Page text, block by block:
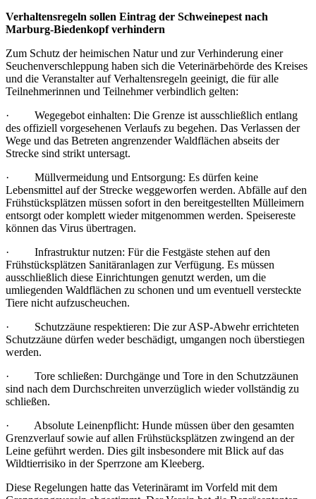
Verhaltensregeln sollen Eintrag der Schweinepest nach
Marburg-Biedenkopf verhindern
Zum Schutz der heimischen Natur und zur Verhinderung einer
Seuchenverschleppung haben sich die Veterinärbehörde des Kreises
und die Veranstalter auf Verhaltensregeln geeinigt, die für alle
Teilnehmerinnen und Teilnehmer verbindlich gelten:
· Wegegebot einhalten: Die Grenze ist ausschließlich entlang
des offiziell vorgesehenen Verlaufs zu begehen. Das Verlassen der
Wege und das Betreten angrenzender Waldflächen abseits der
Strecke sind strikt untersagt.
· Müllvermeidung und Entsorgung: Es dürfen keine
Lebensmittel auf der Strecke weggeworfen werden. Abfälle auf den
Frühstücksplätzen müssen sofort in den bereitgestellten Mülleimern
entsorgt oder komplett wieder mitgenommen werden. Speisereste
können das Virus übertragen.
· Infrastruktur nutzen: Für die Festgäste stehen auf den
Frühstücksplätzen Sanitäranlagen zur Verfügung. Es müssen
ausschließlich diese Einrichtungen genutzt werden, um die
umliegenden Waldflächen zu schonen und um eventuell versteckte
Tiere nicht aufzuscheuchen.
· Schutzzäune respektieren: Die zur ASP-Abwehr errichteten
Schutzzäune dürfen weder beschädigt, umgangen noch überstiegen
werden.
· Tore schließen: Durchgänge und Tore in den Schutzzäunen
sind nach dem Durchschreiten unverzüglich wieder vollständig zu
schließen.
· Absolute Leinenpflicht: Hunde müssen über den gesamten
Grenzverlauf sowie auf allen Frühstücksplätzen zwingend an der
Leine geführt werden. Dies gilt insbesondere mit Blick auf das
Wildtierrisiko in der Sperrzone am Kleeberg.
Diese Regelungen hatte das Veterinäramt im Vorfeld mit dem